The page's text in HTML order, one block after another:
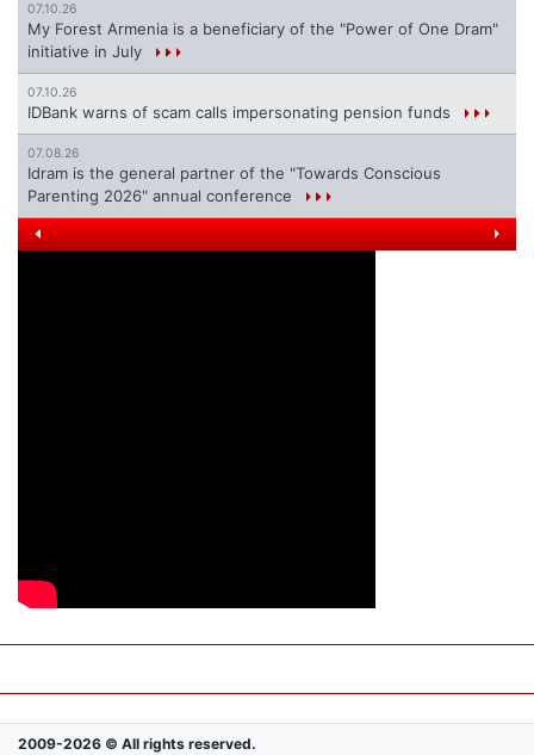
07.10.26
My Forest Armenia is a beneficiary of the "Power of One Dram"
initiative in July
07.10.26
IDBank warns of scam calls impersonating pension funds
07.08.26
Idram is the general partner of the "Towards Conscious
Parenting 2026" annual conference
2009-2026 © All rights reserved.